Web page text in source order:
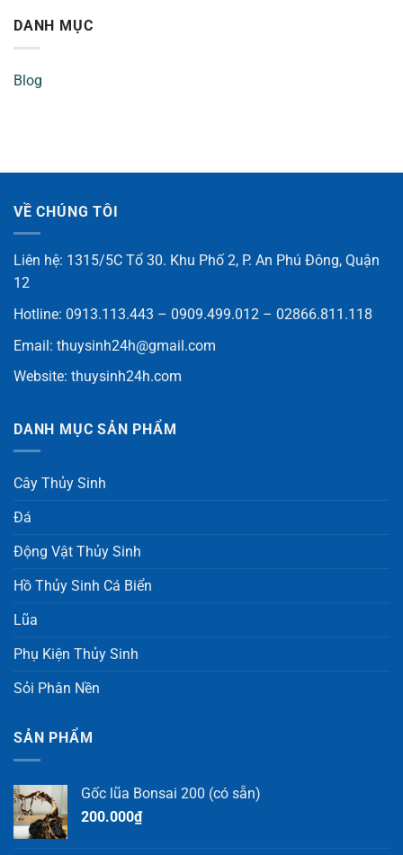
DANH MỤC
Blog
VỀ CHÚNG TÔI
Liên hệ: 1315/5C Tổ 30. Khu Phố 2, P. An Phú Đông, Quận
12
Hotline: 0913.113.443 – 0909.499.012 – 02866.811.118
Email: thuysinh24h@gmail.com
Website: thuysinh24h.com
DANH MỤC SẢN PHẨM
Cây Thủy Sinh
Đá
Động Vật Thủy Sinh
Hồ Thủy Sinh Cá Biển
Lũa
Phụ Kiện Thủy Sinh
Sỏi Phân Nền
SẢN PHẨM
Gốc lũa Bonsai 200 (có sẵn)
200.000₫